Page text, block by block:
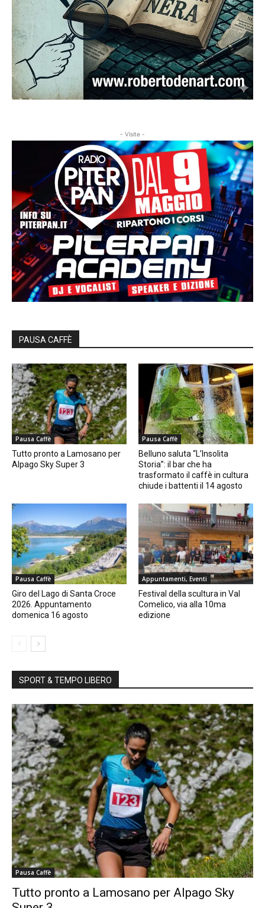
- Visite -
PAUSA CAFFÈ
Pausa Caffè
Tutto pronto a Lamosano per
Alpago Sky Super 3
Pausa Caffè
Belluno saluta “L’Insolita
Storia”: il bar che ha
trasformato il caffè in cultura
chiude i battenti il 14 agosto
Pausa Caffè
Giro del Lago di Santa Croce
2026. Appuntamento
domenica 16 agosto
Appuntamenti, Eventi
Festival della scultura in Val
Comelico, via alla 10ma
edizione
SPORT & TEMPO LIBERO
Pausa Caffè
Tutto pronto a Lamosano per Alpago Sky